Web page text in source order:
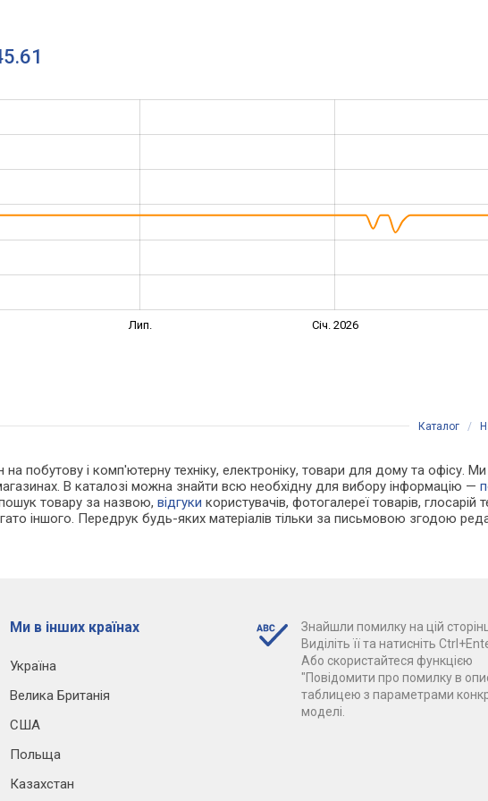
Лип. Січ. 2026
Каталог /
на побутову і комп'ютерну техніку, електроніку, товари для дому та офісу.
В каталозі можна знайти всю необхідну для вибору інформацію —
товару за назвою,відгуки користувачів, фотогалереї товарів, глосарій
іншого. Передрук будь-яких матеріалів тільки за письмовою згодою
Ми в інших країнах
Україна
Велика Британія
США
Польща
Казахстан
Знайшли помилку на цій
Виділіть її та натисніть
Або скористайтеся функцією
"Повідомити про помилку в
таблицею з параметрами
моделі.